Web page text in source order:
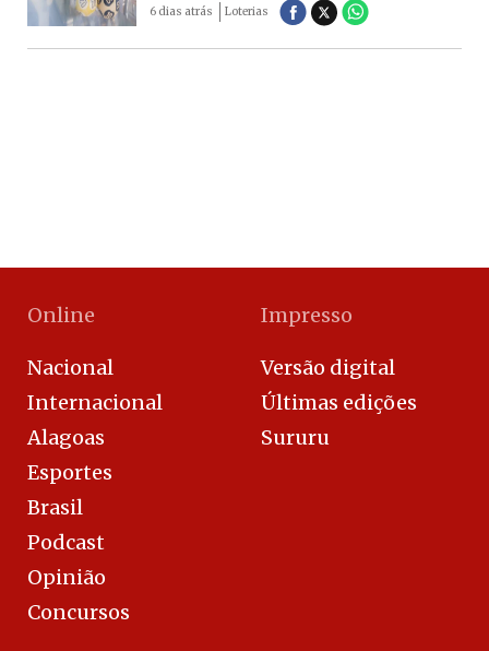
6 dias atrás Loterias
Online
Nacional
Internacional
Alagoas
Esportes
Brasil
Podcast
Opinião
Concursos
Impresso
Versão digital
Últimas edições
Sururu